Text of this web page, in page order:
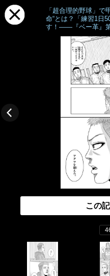
「超合理的野球」で
命“とは？「練習1日
す！――『ベー革』
この